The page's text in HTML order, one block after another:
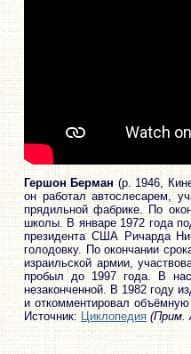
Гершон Берман(р. 1946,
он работал автослесарем,
прядильной фабрике. По
школы. В январе 1972 года
президента США Ричарда
голодовку. По окончании
израильской армии,
пробыл до 1997 года. В
незаконченной. В 1982 году
и откомментировал
Источник:Циклопедия (Прим.